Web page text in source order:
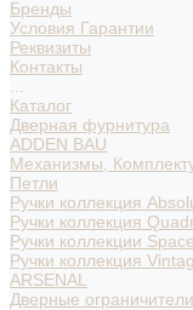
Бренды
Условия Гарантии
Реквизиты
Контакты
Каталог
Дверная фурнитура
ADDEN BAU
Механизмы,
Петли
Ручки коллекция
Ручки коллекция
Ручки коллекции
Ручки коллекция
ARSENAL
Дверные ограничители